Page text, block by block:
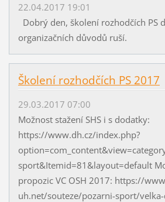
22.04.2017 19:01
Dobrý den, školení rozhodčích PS
organizačních důvodů ruší.
Školení rozhodčích PS 2017
29.03.2017 07:00
Možnost stažení SHS i s dodatky:
https://www.dh.cz/index.php?
sport&Itemid=81&layout=default
propozic VC OSH 2017: https://
uh.net/souteze/pozarni-sport/